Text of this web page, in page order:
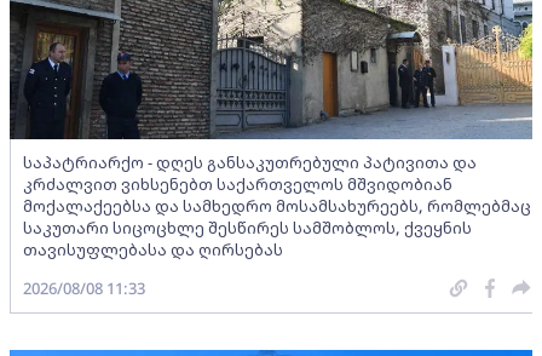
საპატრიარქო - დღეს განსაკუთრებული პატივითა და
კრძალვით ვიხსენებთ საქართველოს მშვიდობიან
მოქალაქეებსა და სამხედრო მოსამსახურეებს, რომლებმაც
საკუთარი სიცოცხლე შესწირეს სამშობლოს, ქვეყნის
თავისუფლებასა და ღირსებას
2026/08/08 11:33